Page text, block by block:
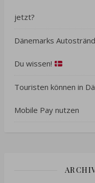
jetzt?
Dänemarks
Du wissen!
Touristen können in
Mobile Pay nutzen